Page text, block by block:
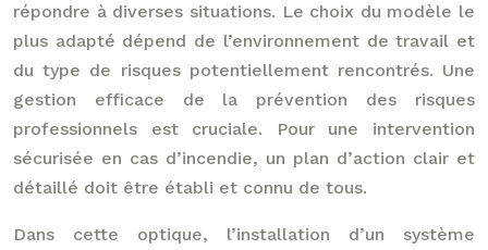
répondre à diverses situations. Le choix du modèle le
plus adapté dépend de l’environnement de travail et
du type de risques potentiellement rencontrés. Une
gestion efficace de la prévention des risques
professionnels est cruciale. Pour une intervention
sécurisée en cas d’incendie, un plan d’action clair et
détaillé doit être établi et connu de tous.
Dans cette optique, l’installation d’un système